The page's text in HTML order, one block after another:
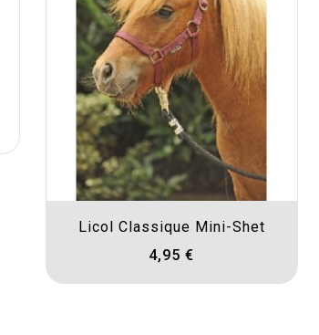
Licol Classique Mini-Shet
4,95 €